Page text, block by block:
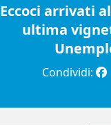
Eccoci arrivati
ultima
Condividi: